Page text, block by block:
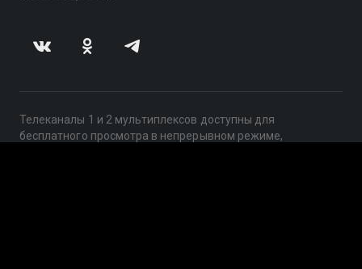
Телеканалы 1 и 2 мультиплексов доступны для
бесплатного просмотра в непрерывном режиме,